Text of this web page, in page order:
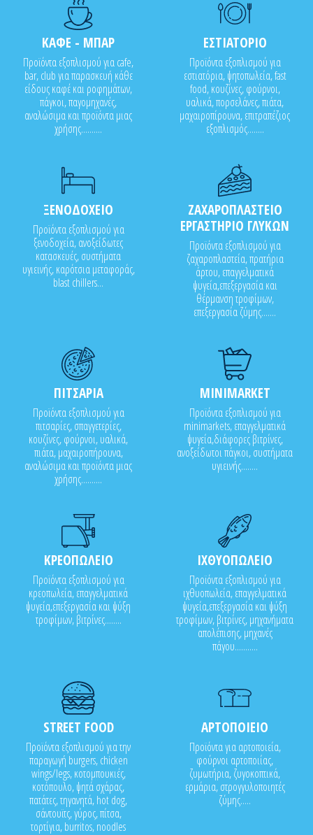
ΚΑΦΕ - ΜΠΑΡ
Προϊόντα εξοπλισμού για cafe,
bar, club για παρασκευή κάθε
είδους καφέ και ροφημάτων,
πάγκοι, παγομηχανές,
αναλώσιμα και προϊόντα μιας
χρήσης..........
ΕΣΤΙΑΤΟΡΙΟ
Προϊόντα εξοπλισμού για
εστιατόρια, ψητοπωλεία, fast
food, κουζίνες, φούρνοι,
υαλικά, πορσελάνες, πιάτα,
μαχαιροπίρουνα, επιτραπέζιος
εξοπλισμός........
ΞΕΝΟΔΟΧΕΙΟ
Προϊόντα εξοπλισμού για
ξενοδοχεία, ανοξείδωτες
κατασκευές, συστήματα
υγιεινής, καρότσια μεταφοράς,
blast chillers...
ΖΑΧΑΡΟΠΛΑΣΤΕΙΟ
ΕΡΓΑΣΤΗΡΙΟ ΓΛΥΚΩΝ
Προϊόντα εξοπλισμού για
ζαχαροπλαστεία, πρατήρια
άρτου, επαγγελματικά
ψυγεία,επεξεργασία και
θέρμανση τροφίμων,
επεξεργασία ζύμης.......
ΠΙΤΣΑΡΙΑ
Προϊόντα εξοπλισμού για
πιτσαρίες, σπαγγετερίες,
κουζίνες, φούρνοι, υαλικά,
πιάτα, μαχαιροπήρουνα,
αναλώσιμα και προϊόντα μιας
χρήσης..........
MINIMARKET
Προϊόντα εξοπλισμού για
minimarkets, επαγγελματικά
ψυγεία,διάφορες βιτρίνες,
ανοξείδωτοι πάγκοι, συστήματα
υγιεινής........
ΚΡΕΟΠΩΛΕΙΟ
Προϊόντα εξοπλισμού για
κρεοπωλεία, επαγγελματικά
ψυγεία,επεξεργασία και ψύξη
τροφίμων, βιτρίνες........
ΙΧΘΥΟΠΩΛΕΙΟ
Προϊόντα εξοπλισμού για
ιχθυοπωλεία, επαγγελματικά
ψυγεία,επεξεργασία και ψύξη
τροφίμων, βιτρίνες, μηχανήματα
απολέπισης, μηχανές
πάγου...........
STREET FOOD
Προϊόντα εξοπλισμού για την
παραγωγή burgers, chicken
wings/legs, κοτομπουκιές,
κοτόπουλο, ψητά σχάρας,
πατάτες, τηγανητά, hot dog,
σάντουϊτς, γύρος, πίτσα,
τορτίγια, burritos, noodles
ΑΡΤΟΠΟΙΕΙΟ
Προϊόντα για αρτοποιεία,
φούρνοι αρτοποιίας,
ζυμωτήρια, ζυγοκοπτικά,
ερμάρια, στρογγυλοποιητές
ζύμης.....